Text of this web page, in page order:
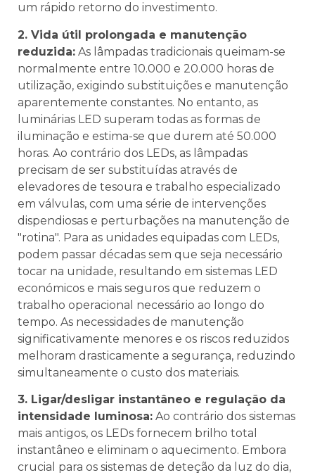
um rápido retorno do investimento.
2. Vida útil prolongada e manutenção
reduzida: As lâmpadas tradicionais queimam-se
normalmente entre 10.000 e 20.000 horas de
utilização, exigindo substituições e manutenção
aparentemente constantes. No entanto, as
luminárias LED superam todas as formas de
iluminação e estima-se que durem até 50.000
horas. Ao contrário dos LEDs, as lâmpadas
precisam de ser substituídas através de
elevadores de tesoura e trabalho especializado
em válvulas, com uma série de intervenções
dispendiosas e perturbações na manutenção de
"rotina". Para as unidades equipadas com LEDs,
podem passar décadas sem que seja necessário
tocar na unidade, resultando em sistemas LED
económicos e mais seguros que reduzem o
trabalho operacional necessário ao longo do
tempo. As necessidades de manutenção
significativamente menores e os riscos reduzidos
melhoram drasticamente a segurança, reduzindo
simultaneamente o custo dos materiais.
3. Ligar/desligar instantâneo e regulação da
intensidade luminosa: Ao contrário dos sistemas
mais antigos, os LEDs fornecem brilho total
instantâneo e eliminam o aquecimento. Embora
crucial para os sistemas de deteção da luz do dia,